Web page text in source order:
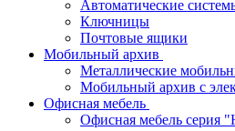
Автоматические
Ключницы
Почтовые ящики
Мобильный архив
Металлические
Мобильный архив с
Офисная мебель
Офисная мебель серия